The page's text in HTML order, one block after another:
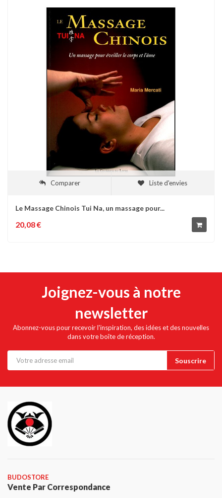
Comparer Liste d'envies
Le Massage Chinois Tui Na, un massage pour...
20,08 €
Joignez-vous à notre
newsletter
Abonnez-vous pour recevoir l'inspiration, des idées et des nouvelles
dans votre boîte de réception.
BUDOSTORE
Vente Par Correspondance